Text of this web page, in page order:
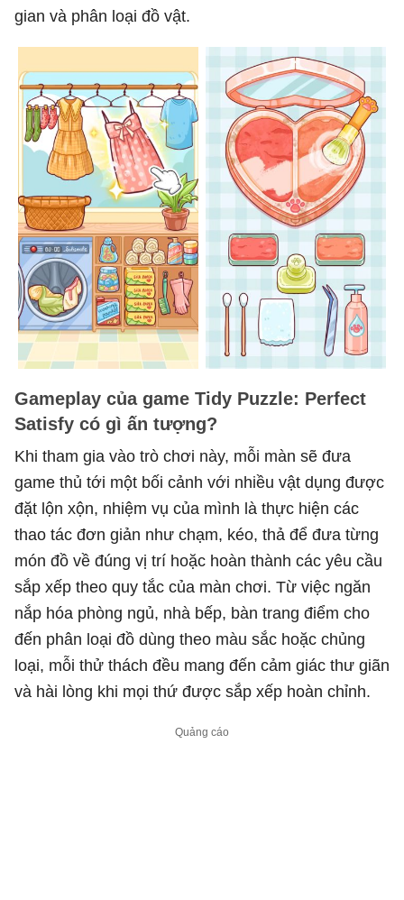
gian và phân loại đồ vật.
Gameplay của game Tidy Puzzle: Perfect
Satisfy có gì ấn tượng?
Khi tham gia vào trò chơi này, mỗi màn sẽ đưa
game thủ tới một bối cảnh với nhiều vật dụng được
đặt lộn xộn, nhiệm vụ của mình là thực hiện các
thao tác đơn giản như chạm, kéo, thả để đưa từng
món đồ về đúng vị trí hoặc hoàn thành các yêu cầu
sắp xếp theo quy tắc của màn chơi. Từ việc ngăn
nắp hóa phòng ngủ, nhà bếp, bàn trang điểm cho
đến phân loại đồ dùng theo màu sắc hoặc chủng
loại, mỗi thử thách đều mang đến cảm giác thư giãn
và hài lòng khi mọi thứ được sắp xếp hoàn chỉnh.